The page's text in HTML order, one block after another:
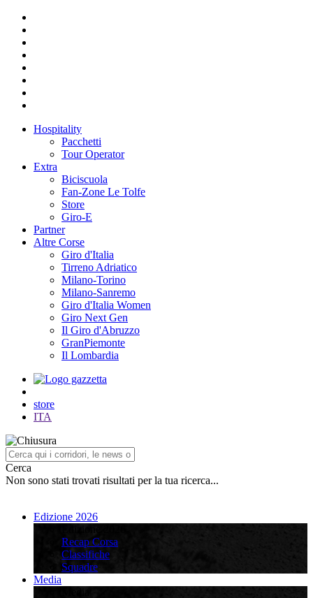
Hospitality
Pacchetti
Tour Operator
Extra
Biciscuola
Fan-Zone Le Tolfe
Store
Giro-E
Partner
Altre Corse
Giro d'Italia
Tirreno Adriatico
Milano-Torino
Milano-Sanremo
Giro d'Italia Women
Giro Next Gen
Il Giro d'Abruzzo
GranPiemonte
Il Lombardia
store
ITA
Cerca
Non sono stati trovati risultati per la tua ricerca...
Edizione 2026
Recap Corsa
Classifiche
Squadre
Media